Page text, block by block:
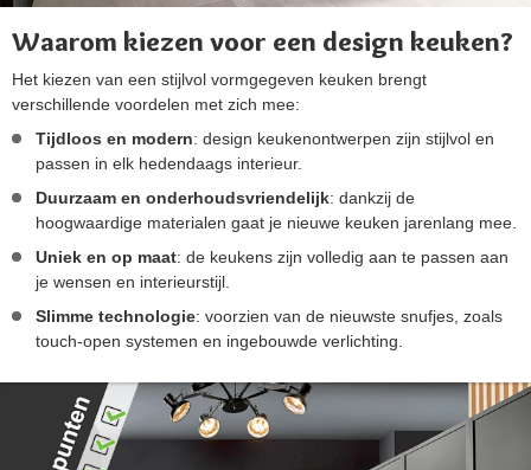
Waarom kiezen voor een design keuken?
Het kiezen van een stijlvol vormgegeven keuken brengt
verschillende voordelen met zich mee:
Tijdloos en modern: design keukenontwerpen zijn stijlvol en
passen in elk hedendaags interieur.
Duurzaam en onderhoudsvriendelijk: dankzij de
hoogwaardige materialen gaat je nieuwe keuken jarenlang mee.
Uniek en op maat: de keukens zijn volledig aan te passen aan
je wensen en interieurstijl.
Slimme technologie: voorzien van de nieuwste snufjes, zoals
touch-open systemen en ingebouwde verlichting.